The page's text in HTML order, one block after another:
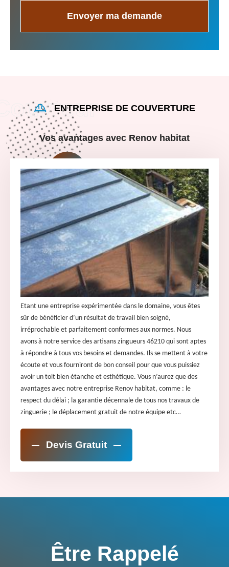
ENTREPRISE DE COUVERTURE
Vos avantages avec Renov habitat
Etant une entreprise expérimentée dans le domaine, vous êtes
sûr de bénéficier d’un résultat de travail bien soigné,
irréprochable et parfaitement conformes aux normes. Nous
avons à notre service des artisans zingueurs 46210 qui sont aptes
à répondre à tous vos besoins et demandes. Ils se mettent à votre
écoute et vous fourniront de bon conseil pour que vous puissiez
avoir un toit bien étanche et esthétique. Vous n’aurez que des
avantages avec notre entreprise Renov habitat, comme : le
respect du délai ; la garantie décennale de tous nos travaux de
zinguerie ; le déplacement gratuit de notre équipe etc…
Devis Gratuit
Être Rappelé